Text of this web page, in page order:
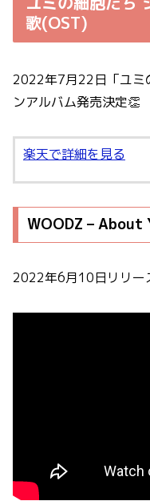
歌(OST)
2022年7月22日「ユミ
ンアルバム発売決定👏
楽天で詳細を見る
WOODZ – About
2022年6月10日リリー